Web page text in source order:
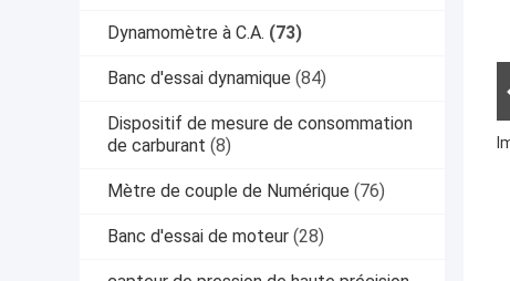
Dynamomètre à C.A. (73)
Banc d'essai dynamique (84)
Dispositif de mesure de consommation
de carburant (8)
Mètre de couple de Numérique (76)
Banc d'essai de moteur (28)